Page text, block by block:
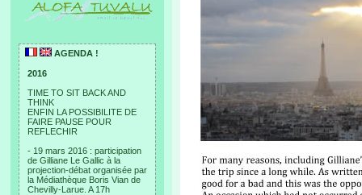
AGENDA !
2016
TIME TO SIT BACK AND
THINK
ENFIN LA POSSIBILITE DE
FAIRE PAUSE POUR
REFLECHIR
- 19 mars 2016 : participation
de Gilliane Le Gallic à la
projection-débat organisée par
la Médiathèque Boris Vian de
Chevilly-Larue. A 17h